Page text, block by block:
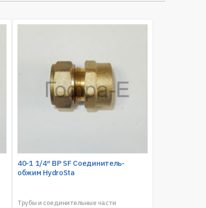
40-1 1/4″ ВР SF Соединитель-
обжим HydroSta
Трубы и соединительные части